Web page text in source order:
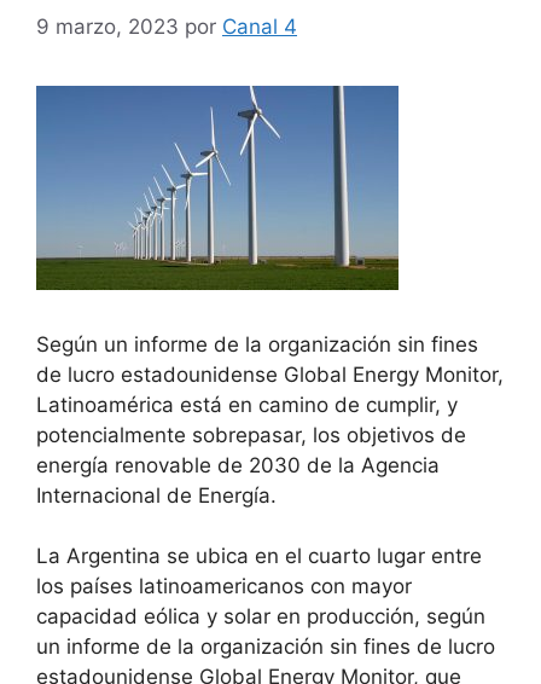
9 marzo, 2023 por Canal 4
Según un informe de la organización sin fines
de lucro estadounidense Global Energy Monitor,
Latinoamérica está en camino de cumplir, y
potencialmente sobrepasar, los objetivos de
energía renovable de 2030 de la Agencia
Internacional de Energía.
La Argentina se ubica en el cuarto lugar entre
los países latinoamericanos con mayor
capacidad eólica y solar en producción, según
un informe de la organización sin fines de lucro
estadounidense Global Energy Monitor, que